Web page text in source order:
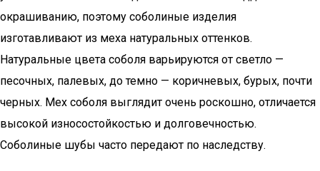
окрашиванию, поэтому соболиные изделия
изготавливают из меха натуральных оттенков.
Натуральные цвета соболя варьируются от светло —
песочных, палевых, до темно — коричневых, бурых, почти
черных. Мех соболя выглядит очень роскошно, отличается
высокой износостойкостью и долговечностью.
Соболиные шубы часто передают по наследству.